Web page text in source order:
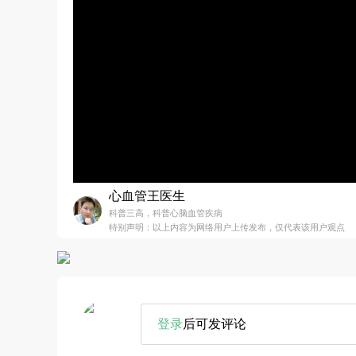
心血管王医生
科普三高，科普心脑血管疾病
特别声明：以上内容为网络用户上传发布，仅代表该用户观点
登录后可发评论